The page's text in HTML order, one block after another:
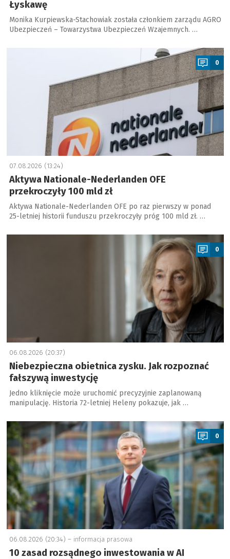
Łyskawę
Monika Kurpiewska-Stachowiak została członkiem zarządu AGRO
Ubezpieczeń – Towarzystwa Ubezpieczeń Wzajemnych. …
0
07.08.2026 (13:24)
Aktywa Nationale-Nederlanden OFE
przekroczyły 100 mld zł
Aktywa Nationale-Nederlanden OFE po raz pierwszy w ponad
25-letniej historii funduszu przekroczyły próg 100 mld zł. …
a
0
06.08.2026 (20:37)
Niebezpieczna obietnica zysku. Jak rozpoznać
fałszywą inwestycję
Jedno kliknięcie może uruchomić precyzyjnie zaplanowaną
manipulację. Historia 72-letniej Heleny pokazuje, jak …
a
0
06.08.2026 (20:34) – informacja prasowa
10 zasad rozsądnego inwestowania w AI